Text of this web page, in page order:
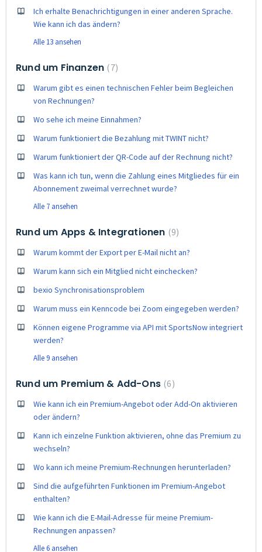
Ich erhalte Benachrichtigungen in einer anderen Sprache.
Wie kann ich das ändern?
Alle 13 ansehen
Rund um Finanzen 7
Warum gibt es einen technischen Fehler beim Begleichen
von Rechnungen?
Wo sehe ich meine Einnahmen?
Warum funktioniert die Bezahlung mit TWINT nicht?
Warum funktioniert der QR-Code auf der Rechnung nicht?
Was kann ich tun, wenn die Zahlung eines Mitgliedes für ein
Abonnement zweimal verrechnet wurde?
Alle 7 ansehen
Rund um Apps & Integrationen 9
Warum kommt der Export per E-Mail nicht an?
Warum kann sich ein Mitglied nicht einchecken?
bexio Synchronisationsproblem
Warum muss ein Kenncode bei Zoom eingegeben werden?
Können eigene Programme via API mit SportsNow integriert
werden?
Alle 9 ansehen
Rund um Premium & Add-Ons 6
Wie kann ich ein Premium-Angebot oder Add-On aktivieren
oder ändern?
Kann ich einzelne Funktion aktivieren, ohne das Premium zu
wechseln?
Wo kann ich meine Premium-Rechnungen herunterladen?
Sind die aufgeführten Funktionen im Premium-Angebot
enthalten?
Wie kann ich die E-Mail-Adresse für meine Premium-
Rechnungen anpassen?
Alle 6 ansehen